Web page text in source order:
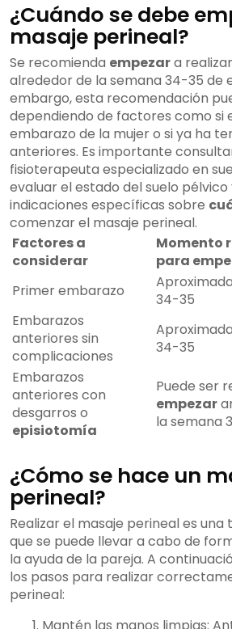
¿Cuándo se debe
masaje perineal?
Se recomienda empezara
alrededor de la semana 34-35 de
embargo, esta recomendación
dependiendo de factores como si
embarazo de la mujer o si ya ha
anteriores. Es importante
fisioterapeuta especializado en
evaluar el estado del suelo
indicaciones específicas sobre
comenzar el masaje perineal.
Factores a
considerar
Momento
para
Primer embarazo
34-35
Embarazos
anteriores sin
complicaciones
34-35
Embarazos
anteriores con
desgarros o
episiotomía
Puede ser
empezar
la semana
¿Cómo se hace un
perineal?
Realizar el masaje perineal es una
que se puede llevar a cabo de
la ayuda de la pareja. A
los pasos para realizar
perineal: